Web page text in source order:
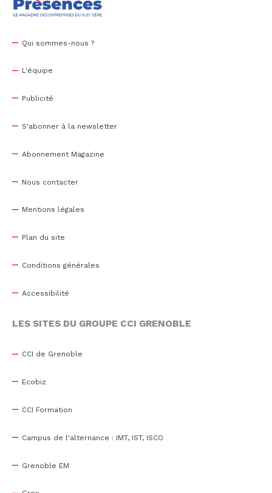
Qui sommes-nous ?
L'équipe
Publicité
S'abonner à la newsletter
Abonnement Magazine
Nous contacter
Mentions légales
Plan du site
Conditions générales
Accessibilité
LES SITES DU GROUPE CCI GRENOBLE
CCI de Grenoble
Ecobiz
CCI Formation
Campus de l'alternance : IMT, IST, ISCO
Grenoble EM